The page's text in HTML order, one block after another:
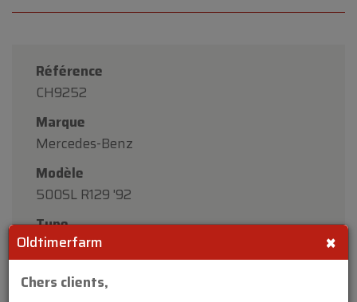
Référence
CH9252
Marque
Mercedes-Benz
Modèle
500SL R129 '92
Type
cabrio
Année de construction
×
Oldtimerfarm
Chers clients,